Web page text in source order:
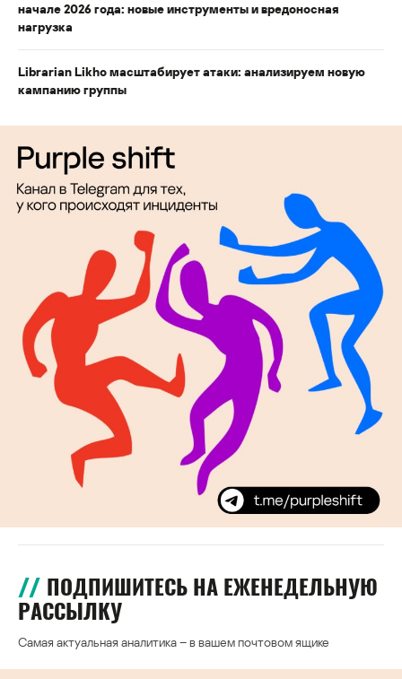
начале 2026 года: новые инструменты и вредоносная
нагрузка
Librarian Likho масштабирует атаки: анализируем новую
кампанию группы
ПОДПИШИТЕСЬ НА ЕЖЕНЕДЕЛЬНУЮ
РАССЫЛКУ
Самая актуальная аналитика – в вашем почтовом ящике